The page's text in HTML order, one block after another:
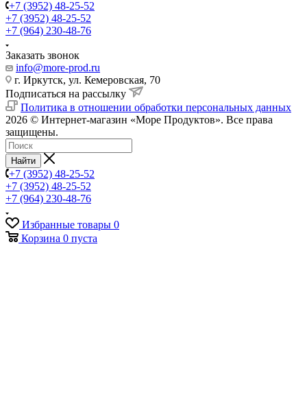
+7 (3952) 48-25-52
+7 (3952) 48-25-52
+7 (964) 230-48-76
Заказать звонок
info@more-prod.ru
г. Иркутск, ул. Кемеровская, 70
Подписаться на рассылку
Политика в отношении обработки персональных данных
2026 © Интернет-магазин «Море Продуктов». Все права
защищены.
Найти
+7 (3952) 48-25-52
+7 (3952) 48-25-52
+7 (964) 230-48-76
Избранные товары 0
Корзина 0 пуста